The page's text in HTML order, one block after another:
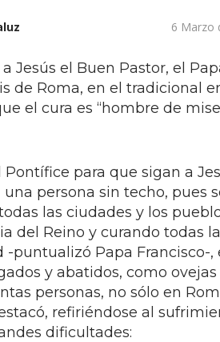
6 Marzo
Jesús el Buen Pastor, el
de Roma, en el tradicional
el cura es “hombre de
Pontífice para que sigan a
una persona sin techo, pues
las ciudades y los
del Reino y curando todas
puntualizó Papa Francisco-,
y abatidos, como
personas, no sólo en
refiriéndose al
dificultades: